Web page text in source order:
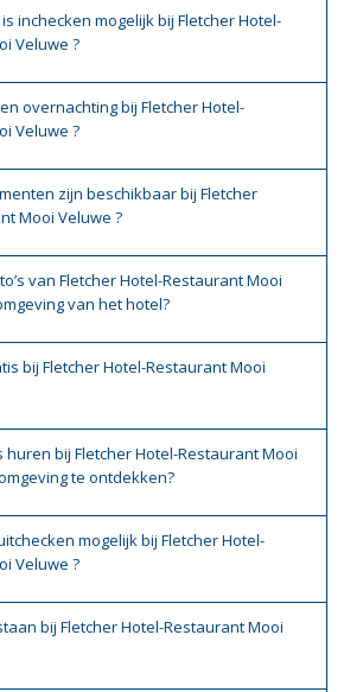
inchecken mogelijk bij Fletcher Hotel-
Veluwe ?
overnachting bij Fletcher Hotel-
Veluwe ?
zijn beschikbaar bij Fletcher
Mooi Veluwe ?
van Fletcher Hotel-Restaurant Mooi
van het hotel?
bij Fletcher Hotel-Restaurant Mooi
huren bij Fletcher Hotel-Restaurant Mooi
te ontdekken?
mogelijk bij Fletcher Hotel-
Veluwe ?
bij Fletcher Hotel-Restaurant Mooi